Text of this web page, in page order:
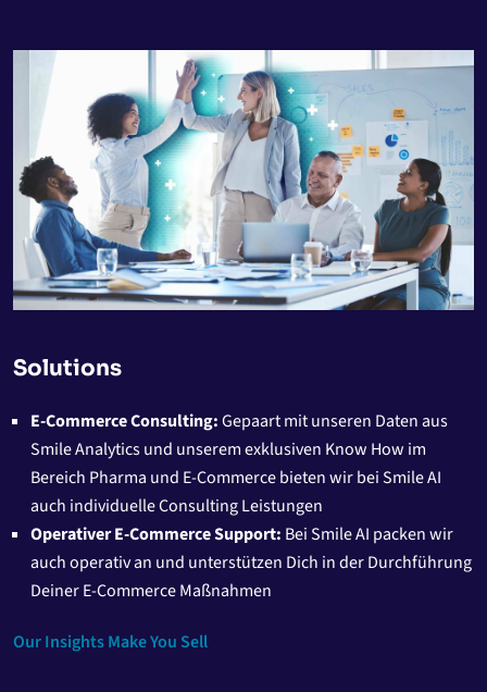
Solutions
E-Commerce Consulting:Gepaart mit unseren Daten aus
Smile Analytics und unserem exklusiven Know How im
Bereich Pharma und E-Commerce bieten wir bei Smile AI
auch individuelle Consulting Leistungen
Operativer E-Commerce Support: Bei Smile AI packen wir
auch operativ an und unterstützen Dich in der Durchführung
Deiner E-Commerce Maßnahmen
Our Insights Make You Sell